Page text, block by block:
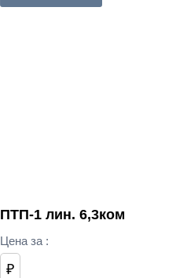
ПТП-1 лин. 6,3ком
Цена за :
₽